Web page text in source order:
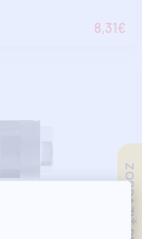
8,31€